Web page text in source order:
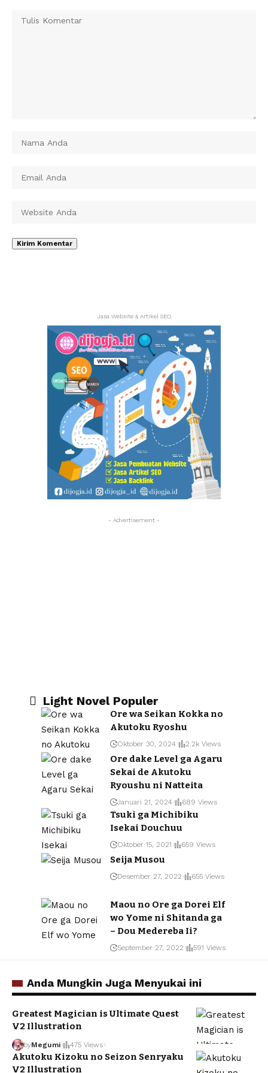
Jasa Website & Artikel SEO
- Advertisement -
Light Novel Populer
Ore wa Seikan Kokka no
Akutoku Ryoshu
Oktober 30, 2024 2.2k Views
Ore dake Level ga Agaru
Sekai de Akutoku
Ryoushu ni Natteita
Januari 21, 2024 689 Views
Tsuki ga Michibiku
Isekai Douchuu
Oktober 15, 2021 659 Views
Seija Musou
Desember 27, 2022 655 Views
Maou no Ore ga Dorei Elf
wo Yome ni Shitanda ga
– Dou Medereba Ii?
September 27, 2022 591 Views
Anda Mungkin Juga Menyukai ini
Greatest Magician is Ultimate Quest
V2 Illustration
byMegumi 475 Views
Akutoku Kizoku no Seizon Senryaku
V2 Illustration